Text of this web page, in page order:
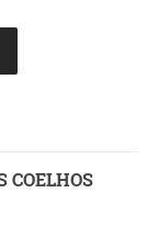
COELHOS